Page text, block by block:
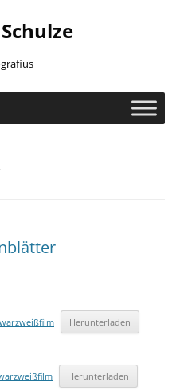
Herunterladen
Herunterladen